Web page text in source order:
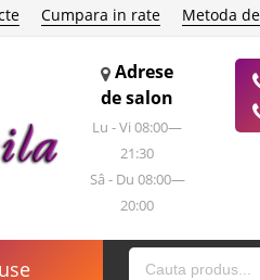
Cumpara in rate Metoda
Adrese
de salon
Lu - Vi 08:00—
21:30
Sâ - Du 08:00—
20:00